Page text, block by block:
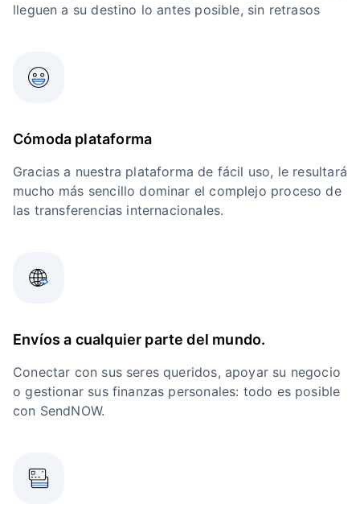
lleguen a su destino lo antes posible, sin retrasos
Cómoda plataforma
Gracias a nuestra plataforma de fácil uso, le resultará
mucho más sencillo dominar el complejo proceso de
las transferencias internacionales.
Envíos a cualquier parte del mundo.
Conectar con sus seres queridos, apoyar su negocio
o gestionar sus finanzas personales: todo es posible
con SendNOW.